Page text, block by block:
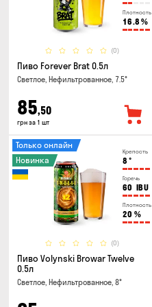
Плотность
16.8 %
(0)
Пиво Forever Brat 0.5л
Светлое, Нефильтрованное, 7.5°
85,50
грн за 1 шт
Крепость
8 °
Горечь
60 IBU
Плотность
20 %
(0)
Только онлайн
Новинка
Пиво Volynski Browar Twelve
0.5л
Светлое, Нефильтрованное, 8°